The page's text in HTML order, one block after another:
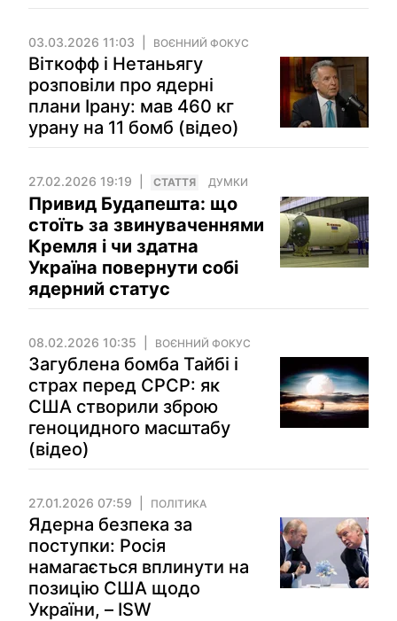
03.03.2026 11:03 ВОЄННИЙ ФОКУС
Віткофф і Нетаньягу
розповіли про ядерні
плани Ірану: мав 460 кг
урану на 11 бомб (відео)
27.02.2026 19:19 СТАТТЯ ДУМКИ
Привид Будапешта: що
стоїть за звинуваченнями
Кремля і чи здатна
Україна повернути собі
ядерний статус
08.02.2026 10:35 ВОЄННИЙ ФОКУС
Загублена бомба Тайбі і
страх перед СРСР: як
США створили зброю
геноцидного масштабу
(відео)
27.01.2026 07:59 ПОЛІТИКА
Ядерна безпека за
поступки: Росія
намагається вплинути на
позицію США щодо
України, – ISW